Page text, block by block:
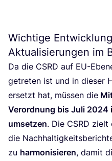
Wichtige
Aktualisierungen im
Da die CSRD auf EU-
getre­ten ist und in die­ser
ersetzt hat, müs­sen die
Ver­ord­nung bis Juli 2024
umset­zen. Die CSRD zielt
die
zu har­mo­ni­sie­ren, damit